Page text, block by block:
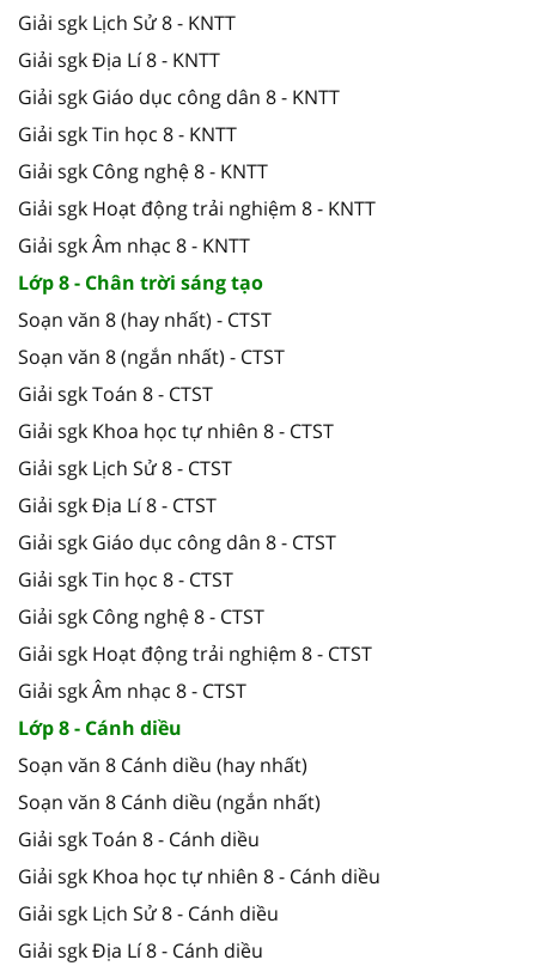
Giải sgk Lịch Sử 8 - KNTT
Giải sgk Địa Lí 8 - KNTT
Giải sgk Giáo dục công dân 8 - KNTT
Giải sgk Tin học 8 - KNTT
Giải sgk Công nghệ 8 - KNTT
Giải sgk Hoạt động trải nghiệm 8 - KNTT
Giải sgk Âm nhạc 8 - KNTT
Lớp 8 - Chân trời sáng tạo
Soạn văn 8 (hay nhất) - CTST
Soạn văn 8 (ngắn nhất) - CTST
Giải sgk Toán 8 - CTST
Giải sgk Khoa học tự nhiên 8 - CTST
Giải sgk Lịch Sử 8 - CTST
Giải sgk Địa Lí 8 - CTST
Giải sgk Giáo dục công dân 8 - CTST
Giải sgk Tin học 8 - CTST
Giải sgk Công nghệ 8 - CTST
Giải sgk Hoạt động trải nghiệm 8 - CTST
Giải sgk Âm nhạc 8 - CTST
Lớp 8 - Cánh diều
Soạn văn 8 Cánh diều (hay nhất)
Soạn văn 8 Cánh diều (ngắn nhất)
Giải sgk Toán 8 - Cánh diều
Giải sgk Khoa học tự nhiên 8 - Cánh diều
Giải sgk Lịch Sử 8 - Cánh diều
Giải sgk Địa Lí 8 - Cánh diều